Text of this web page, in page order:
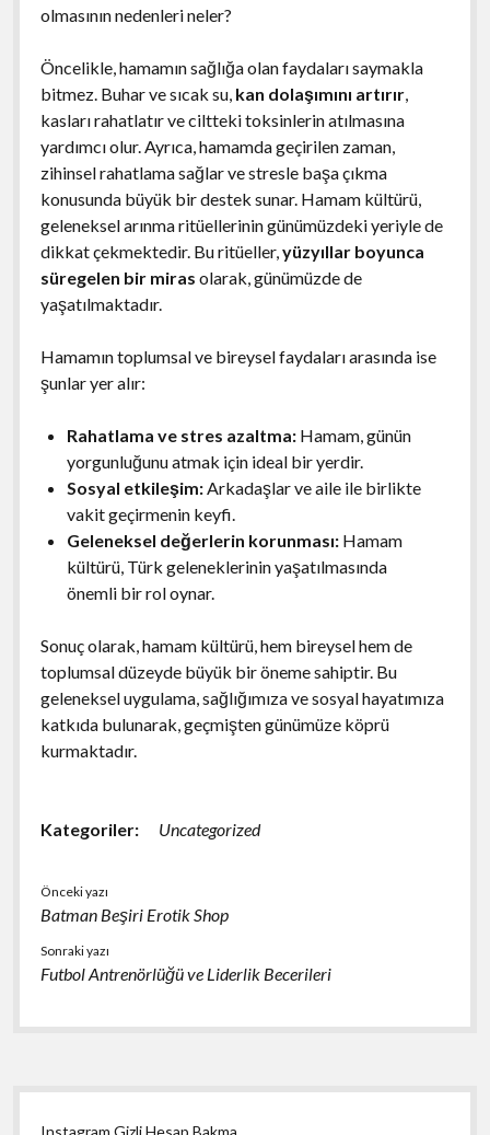
olmasının nedenleri neler?
Öncelikle, hamamın sağlığa olan faydaları saymakla
bitmez. Buhar ve sıcak su, kan dolaşımını artırır,
kasları rahatlatır ve ciltteki toksinlerin atılmasına
yardımcı olur. Ayrıca, hamamda geçirilen zaman,
zihinsel rahatlama sağlar ve stresle başa çıkma
konusunda büyük bir destek sunar. Hamam kültürü,
geleneksel arınma ritüellerinin günümüzdeki yeriyle de
dikkat çekmektedir. Bu ritüeller,yüzyıllar boyunca
süregelen bir miras olarak, günümüzde de
yaşatılmaktadır.
Hamamın toplumsal ve bireysel faydaları arasında ise
şunlar yer alır:
Rahatlama ve stres azaltma:Hamam, günün
yorgunluğunu atmak için ideal bir yerdir.
Sosyal etkileşim:Arkadaşlar ve aile ile birlikte
vakit geçirmenin keyfi.
Geleneksel değerlerin korunması:Hamam
kültürü, Türk geleneklerinin yaşatılmasında
önemli bir rol oynar.
Sonuç olarak, hamam kültürü, hem bireysel hem de
toplumsal düzeyde büyük bir öneme sahiptir. Bu
geleneksel uygulama, sağlığımıza ve sosyal hayatımıza
katkıda bulunarak, geçmişten günümüze köprü
kurmaktadır.
Kategoriler: Uncategorized
Önceki yazı
Batman Beşiri Erotik Shop
Sonraki yazı
Futbol Antrenörlüğü ve Liderlik Becerileri
Yan
Instagram Gizli Hesap Bakma